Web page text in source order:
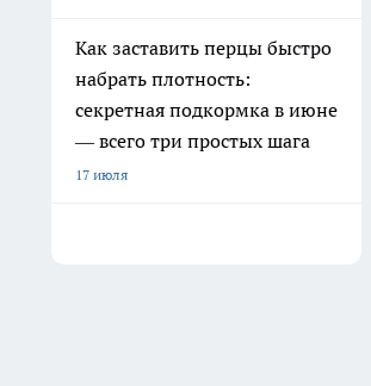
Как заставить перцы быстро
набрать плотность:
секретная подкормка в июне
— всего три простых шага
17 июля